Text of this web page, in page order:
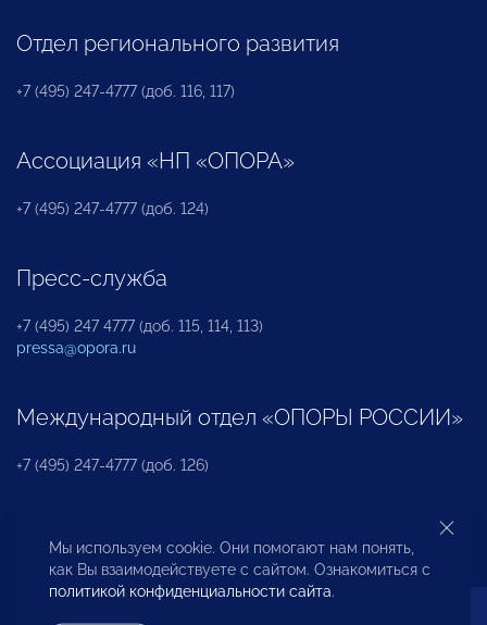
Отдел регионального развития
+7 (495) 247-4777 (доб. 116, 117)
Ассоциация «НП «ОПОРА»
+7 (495) 247-4777 (доб. 124)
Пресс-служба
+7 (495) 247 4777 (доб. 115, 114, 113)
pressa@opora.ru
Международный отдел «ОПОРЫ РОССИИ»
+7 (495) 247-4777 (доб. 126)
Бюро по защите прав предпринимателей и
инвесторов
Мы используем cookie. Они помогают нам понять,
как Вы взаимодействуете с сайтом. Ознакомиться с
политикой конфиденциальности сайта.